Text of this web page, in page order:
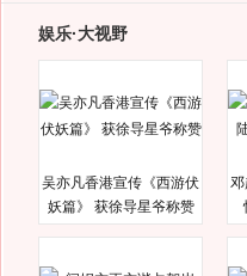
娱乐·大视野
吴亦凡香港宣传《西游伏
妖篇》 获徐导星爷称赞